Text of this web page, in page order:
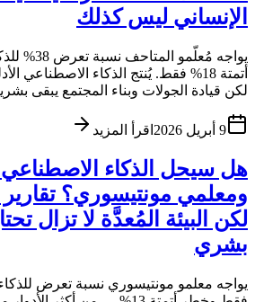
الإنساني ليس كذلك
يواجه مُعلّمو
لكن قيادة الجولات وبناء المجتمع يبقى
9 أبريل 2026 اقرأ المزيد
هل سيحل الذكاء
ومعلمي مونتيسوري؟ تقارير
لكن البيئة المُعدَّة لا تزال
بشري